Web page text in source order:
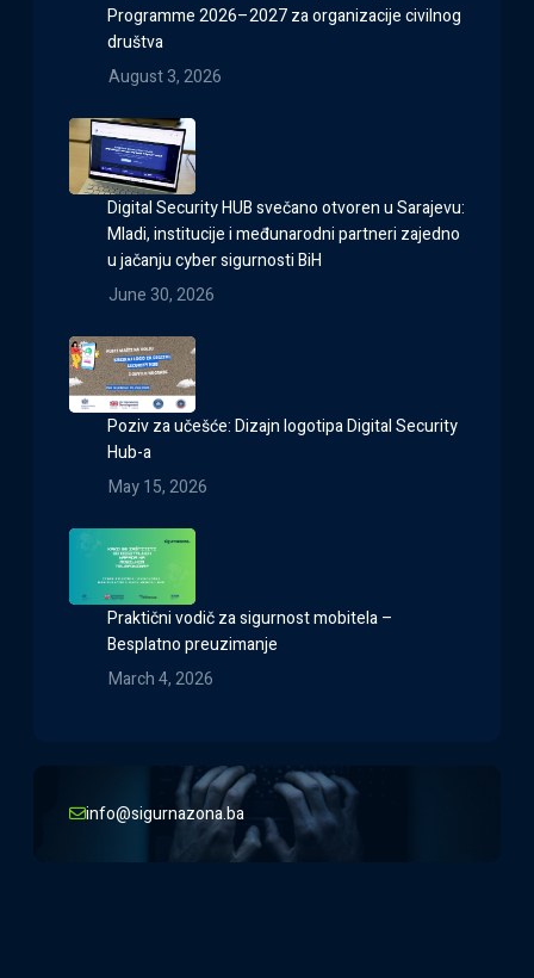
Programme 2026–2027 za organizacije civilnog
društva
August 3, 2026
Digital Security HUB svečano otvoren u Sarajevu:
Mladi, institucije i međunarodni partneri zajedno
u jačanju cyber sigurnosti BiH
June 30, 2026
Poziv za učešće: Dizajn logotipa Digital Security
Hub-a
May 15, 2026
Praktični vodič za sigurnost mobitela –
Besplatno preuzimanje
March 4, 2026
info@sigurnazona.ba